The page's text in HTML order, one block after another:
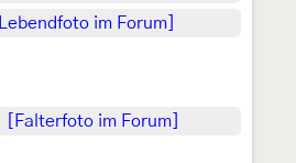
[Lebendfoto im Forum]
[Falterfoto im Forum]